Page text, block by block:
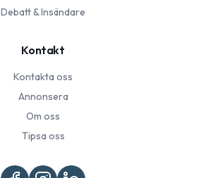
Debatt & Insändare
Kontakt
Kontakta oss
Annonsera
Om oss
Tipsa oss